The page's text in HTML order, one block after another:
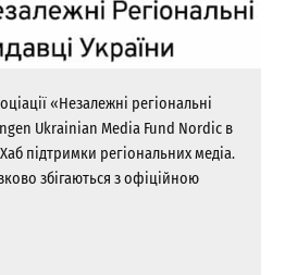
«Незалежні регіональні
Ukrainian Media Fund Nordic в
підтримки регіональних медіа.
збігаються з офіційною